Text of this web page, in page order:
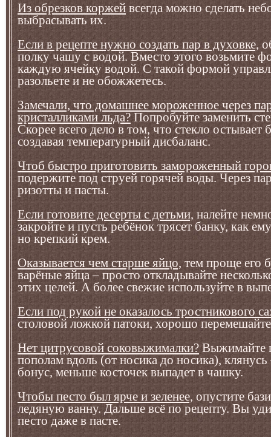
Из обрезков коржей всегда можно сделать
выбрасывать их.
Если в рецепте нужно создать пар в духовке,
полку чашу с водой. Вместо этого возьмите
каждую ячейку водой. С такой формой
разольете и не обожжетесь.
Замечали, что домашнее мороженное через
кристалликами льда?Попробуйте заменить
Скорее всего дело в том, что стекло
создавая температурный дисбаланс.
Чтоб быстро приготовить замороженный
подержите под струей горячей воды. Через
ризотты и пасты.
Если готовите десерты с детьми, налейте
закройте и пусть ребёнок трясет банку, как
но крепкий крем.
Оказывается чем старше яйцо, тем проще его
варёные яйца – просто откладывайте
этих целей. А более свежие используйте в
Если под рукой не оказалось тростникового
столовой ложкой патоки, хорошо
Нет цитрусовой соковыжималки?Выжимайте
пополам вдоль (от носика до носика),
бонус, меньше косточек выпадет в чашку.
Чтобы песто был ярче и зеленее, опустите
ледяную ванну. Дальше всё по рецепту. Вы
песто даже в пасте.